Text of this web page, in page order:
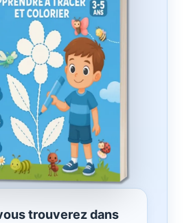
trouverez dans